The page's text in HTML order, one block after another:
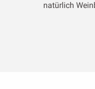
natürlich